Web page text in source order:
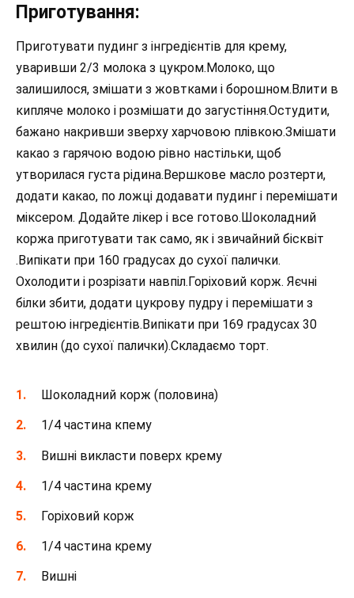
Приготування:
Приготувати пудинг з інгредієнтів для крему,
уваривши 2/3 молока з цукром.Молоко, що
залишилося, змішати з жовтками і борошном.Влити в
кипляче молоко і розмішати до загустіння.Остудити,
бажано накривши зверху харчовою плівкою.Змішати
какао з гарячою водою рівно настільки, щоб
утворилася густа рідина.Вершкове масло розтерти,
додати какао, по ложці додавати пудинг і перемішати
міксером. Додайте лікер і все готово.Шоколадний
коржа приготувати так само, як і звичайний бісквіт
.Випікати при 160 градусах до сухої палички.
Охолодити і розрізати навпіл.Горіховий корж. Яєчні
білки збити, додати цукрову пудру і перемішати з
рештою інгредієнтів.Випікати при 169 градусах 30
хвилин (до сухої палички).Складаємо торт.
Шоколадний корж (половина)
1/4 частина кпему
Вишні викласти поверх крему
1/4 частина крему
Горіховий корж
1/4 частина крему
Вишні